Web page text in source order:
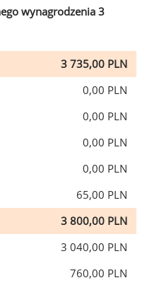
wynagrodzenia 3
3 735,00 PLN
0,00 PLN
0,00 PLN
0,00 PLN
0,00 PLN
65,00 PLN
3 800,00 PLN
3 040,00 PLN
760,00 PLN